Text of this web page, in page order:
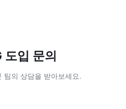
입 문의
팀의 상담을 받아보세요.